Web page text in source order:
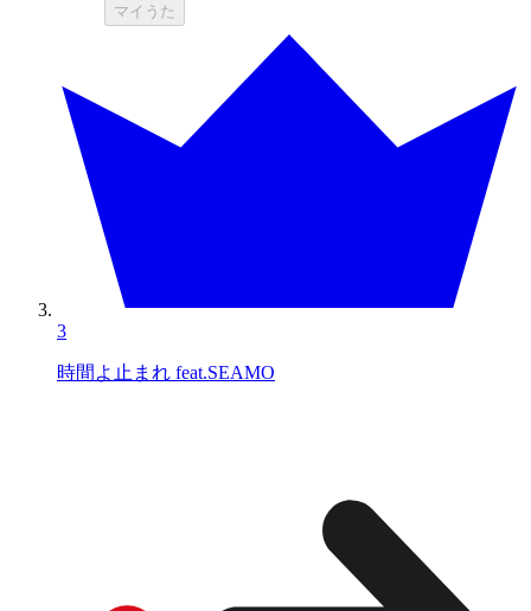
マイうた
3
時間よ止まれ feat.SEAMO